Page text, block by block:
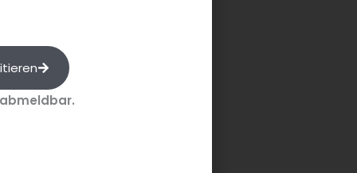
entdecken, Partnerschaften zu
rüsten. Wer mit seinem Hotel
Informationen unter